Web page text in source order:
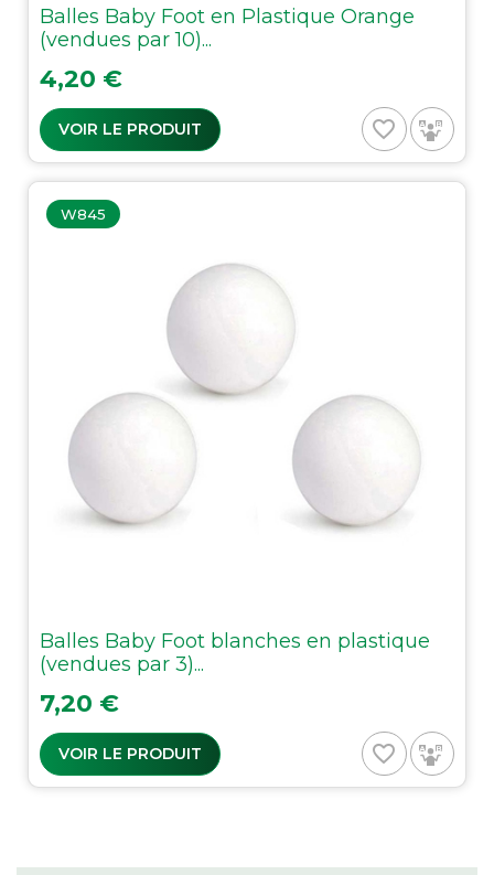
Balles Baby Foot en Plastique Orange
(vendues par 10)...
Prix
4,20 €
VOIR LE PRODUIT favorite_border
W845
Balles Baby Foot blanches en plastique
(vendues par 3)...
Prix
7,20 €
VOIR LE PRODUIT favorite_border